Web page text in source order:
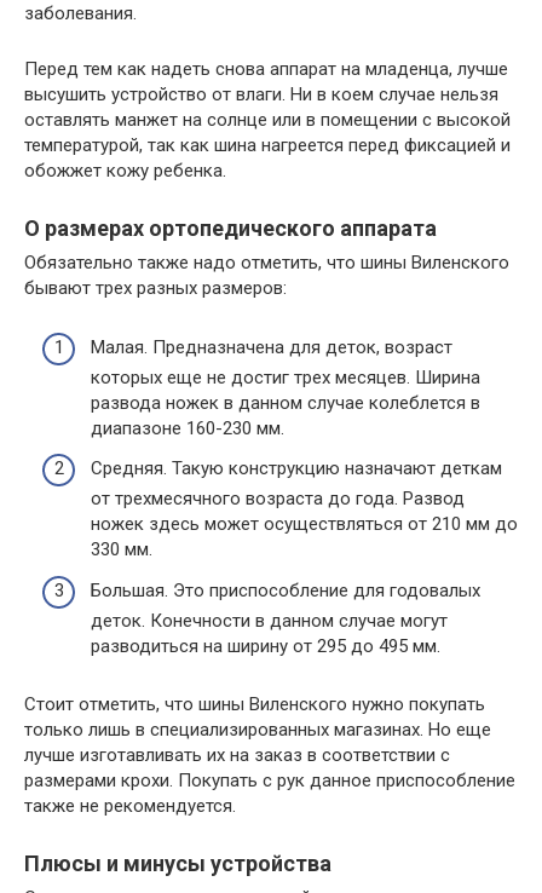
заболевания.
Перед тем как надеть снова аппарат на младенца, лучше
высушить устройство от влаги. Ни в коем случае нельзя
оставлять манжет на солнце или в помещении с высокой
температурой, так как шина нагреется перед фиксацией и
обожжет кожу ребенка.
О размерах ортопедического аппарата
Обязательно также надо отметить, что шины Виленского
бывают трех разных размеров:
Малая. Предназначена для деток, возраст
которых еще не достиг трех месяцев. Ширина
развода ножек в данном случае колеблется в
диапазоне 160-230 мм.
Средняя. Такую конструкцию назначают деткам
от трехмесячного возраста до года. Развод
ножек здесь может осуществляться от 210 мм до
330 мм.
Большая. Это приспособление для годовалых
деток. Конечности в данном случае могут
разводиться на ширину от 295 до 495 мм.
Стоит отметить, что шины Виленского нужно покупать
только лишь в специализированных магазинах. Но еще
лучше изготавливать их на заказ в соответствии с
размерами крохи. Покупать с рук данное приспособление
также не рекомендуется.
Плюсы и минусы устройства